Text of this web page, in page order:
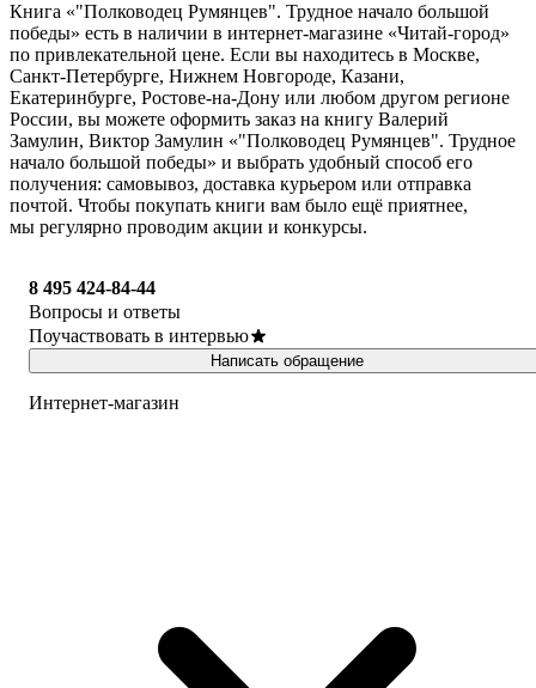
Книга «"Полководец Румянцев". Трудное начало большой
победы» есть в наличии в интернет-магазине «Читай-город»
по привлекательной цене. Если вы находитесь в Москве,
Санкт-Петербурге, Нижнем Новгороде, Казани,
Екатеринбурге, Ростове-на-Дону или любом другом регионе
России, вы можете оформить заказ на книгу Валерий
Замулин, Виктор Замулин «"Полководец Румянцев". Трудное
начало большой победы» и выбрать удобный способ его
получения: самовывоз, доставка курьером или отправка
почтой. Чтобы покупать книги вам было ещё приятнее,
мы регулярно проводим акции и конкурсы.
8 495 424-84-44
Вопросы и ответы
Поучаствовать в интервью
Написать обращение
Интернет-магазин